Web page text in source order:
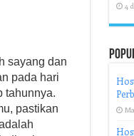
sayang dan
pada hari
tahunnya.
pastikan
4